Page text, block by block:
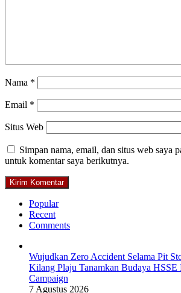
Nama *
Email *
Situs Web
Simpan nama, email, dan situs web saya
untuk komentar saya berikutnya.
Popular
Recent
Comments
Wujudkan Zero Accident Selama Pit
Kilang Plaju Tanamkan Budaya HSSE
Campaign
7 Agustus 2026